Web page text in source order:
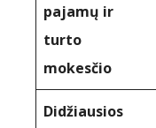
pajamų ir
turto
mokesčio
Didžiausios